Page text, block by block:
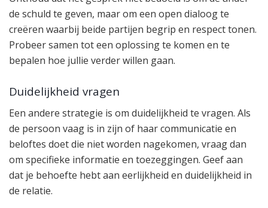
de schuld te geven, maar om een open dialoog te
creëren waarbij beide partijen begrip en respect tonen.
Probeer samen tot een oplossing te komen en te
bepalen hoe jullie verder willen gaan.
Duidelijkheid vragen
Een andere strategie is om duidelijkheid te vragen. Als
de persoon vaag is in zijn of haar communicatie en
beloftes doet die niet worden nagekomen, vraag dan
om specifieke informatie en toezeggingen. Geef aan
dat je behoefte hebt aan eerlijkheid en duidelijkheid in
de relatie.